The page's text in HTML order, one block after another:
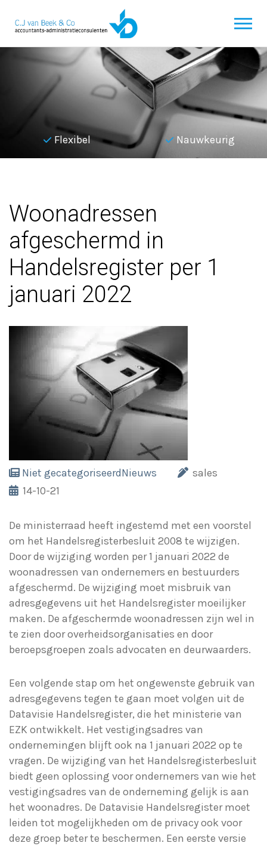
Flexibel Nauwkeurig
Woonadressen
afgeschermd in
Handelsregister per 1
januari 2022
Niet gecategoriseerdNieuws
sales
14-10-21
De ministerraad heeft ingestemd met een voorstel
om het Handelsregisterbesluit 2008 te wijzigen.
Door de wijziging worden per 1 januari 2022 de
woonadressen van ondernemers en bestuurders
afgeschermd. De wijziging moet misbruik van
adresgegevens uit het Handelsregister moeilijker
maken. De afgeschermde woonadressen zijn wel in
te zien door overheidsorganisaties en door
beroepsgroepen zoals advocaten en deurwaarders.
Een volgende stap om het ongewenste gebruik van
adresgegevens tegen te gaan moet volgen uit de
Datavisie Handelsregister, die het ministerie van
EZK ontwikkelt. Het vestigingsadres van
ondernemingen blijft ook na 1 januari 2022 op te
vragen. De wijziging van het Handelsregisterbesluit
biedt geen oplossing voor ondernemers van wie het
vestigingsadres van de onderneming gelijk is aan
het woonadres. De Datavisie Handelsregister moet
leiden tot mogelijkheden om de privacy ook voor
deze groep beter te beschermen. Een eerste versie